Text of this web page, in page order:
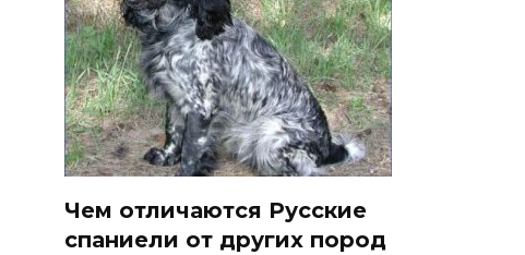
Чем отличаются Русские
спаниели от других пород